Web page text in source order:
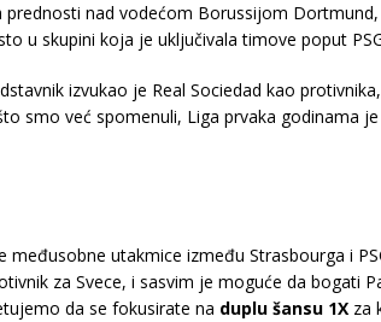
prednosti nad vodećom Borussijom
u skupini koja je uključivala timove poput
izvukao je Real Sociedad kao
smo već spomenuli, Liga prvaka godinama
međusobne utakmice između Strasbourga i
za Svece, i sasvim je moguće da bogati
da se fokusirate na duplu šansu 1X za